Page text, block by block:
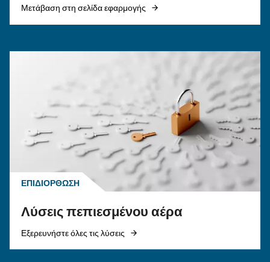
ΠΕΠΙΕΣΜΈΝΟΣ ΑΈΡΑΣ
Επιτύχετε μια πράσινη
αεροσυμπιεστή
Η επένδυση σε ενεργειακά αποδοτικές λύσεις
υποχρεωτική για την επίτευξη των στόχων της
Ευρώπης. Επιλέξτε τον πιο αποδοτικό